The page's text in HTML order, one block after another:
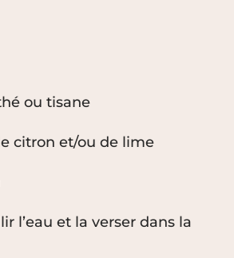
ou tisane
citron et/ou de lime
l’eau et la verser dans la